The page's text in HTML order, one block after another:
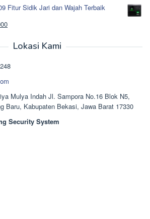
saat
ini
adalah:
Fitur Sidik Jari dan Wajah Terbaik
Harga
Rp1.378.000.
Lokasi Kami
Mulya Indah Jl. Sampora No.16 Blok N5,
Baru, Kabupaten Bekasi, Jawa Barat 17330
Security System